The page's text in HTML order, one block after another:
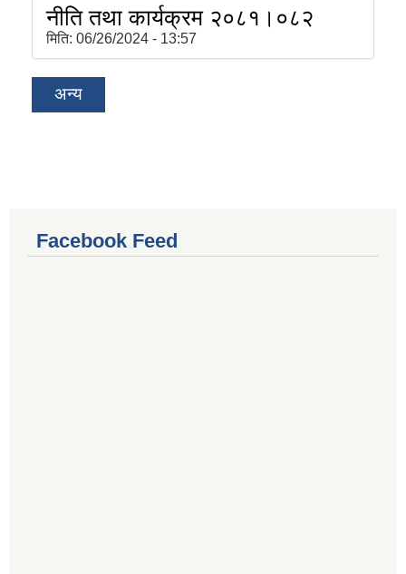
नीति तथा कार्यक्रम २०८१।०८२
मिति: 06/26/2024 - 13:57
अन्य
Facebook Feed